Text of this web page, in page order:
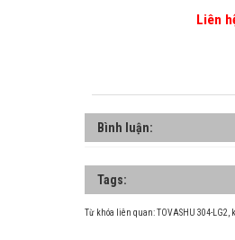
Liên
Bình luận:
Tags:
Từ khóa liên quan:TOVASHU 304-LG2